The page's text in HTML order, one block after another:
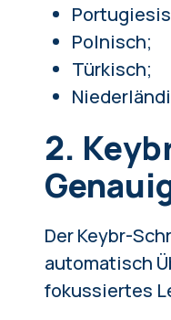
Polnisch;
Türkisch;
2.
Der Keybr-
automatisch
fokussiertes